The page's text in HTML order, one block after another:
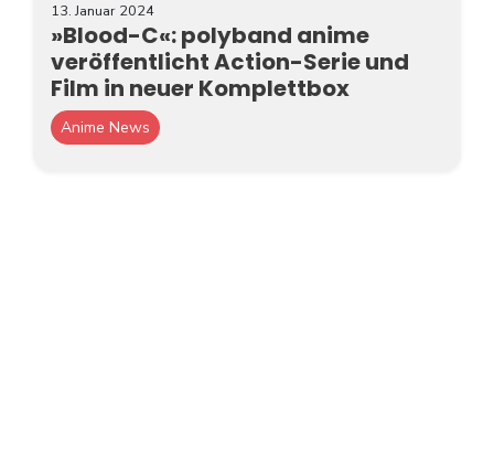
13. Januar 2024
»Blood-C«: polyband anime
veröffentlicht Action-Serie und
Film in neuer Komplettbox
Anime News